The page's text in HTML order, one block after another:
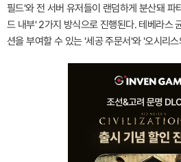
필드'와 전 서버 유저들이 랜덤하게 분산돼 파
드 내부' 2가지 방식으로 진행된다. 테베라스
션을 부여할 수 있는 '세공 주문서'와 '오시리